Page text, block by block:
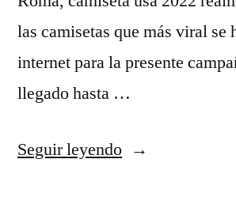
las camisetas que más viral se
internet para la presente
llegado hasta …
Seguir leyendo«camisetas